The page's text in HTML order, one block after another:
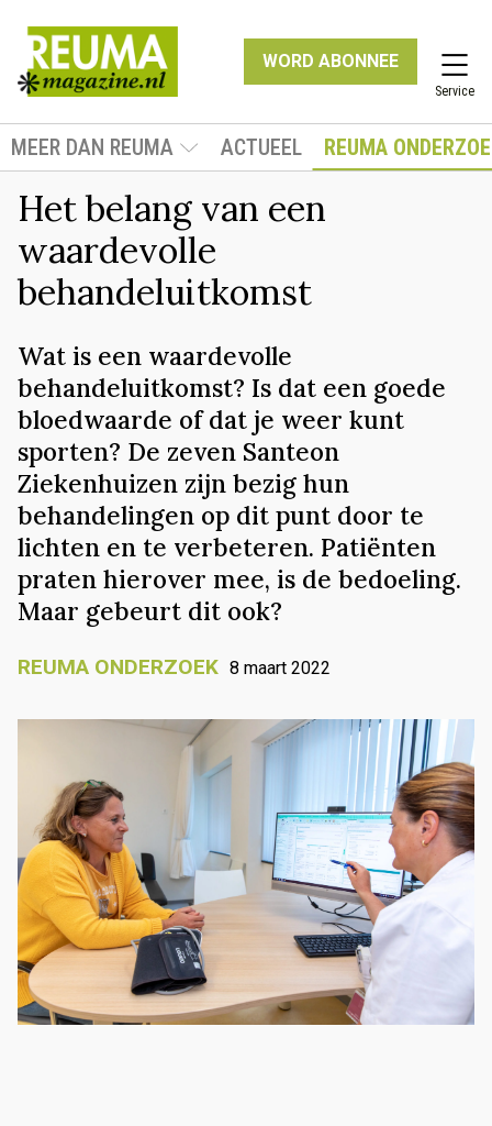
WORD ABONNEE
Service
MEER DAN REUMA ACTUEEL REUMA
Het belang van een
waardevolle
behandeluitkomst
Wat is een waardevolle
behandeluitkomst? Is dat een goede
bloedwaarde of dat je weer kunt
sporten? De zeven Santeon
Ziekenhuizen zijn bezig hun
behandelingen op dit punt door te
lichten en te verbeteren. Patiënten
praten hierover mee, is de bedoeling.
Maar gebeurt dit ook?
REUMA ONDERZOEK 8 maart 2022